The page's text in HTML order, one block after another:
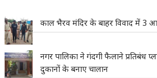
काल भैरव मंदिर के बाहर विवाद में 3
नगर पालिका ने गंदगी फैलाने प्रतिबंध
दुकानों के बनाए चालान